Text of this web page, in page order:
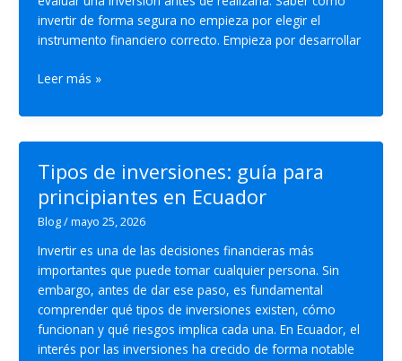
invertir de forma segura no empieza por elegir el
instrumento financiero correcto. Empieza por desarrollar
Cómo
de
paso
a
paso
Leer más »
Tipos de inversiones: guía para
principiantes en Ecuador
Blog/mayo 25, 2026
Invertir es una de las decisiones financieras más
importantes que puede tomar cualquier persona. Sin
embargo, antes de dar ese paso, es fundamental
comprender qué tipos de inversiones existen, cómo
funcionan y qué riesgos implica cada una. En Ecuador, el
interés por las inversiones ha crecido de forma notable